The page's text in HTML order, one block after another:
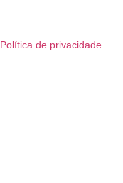
Política de privacidade